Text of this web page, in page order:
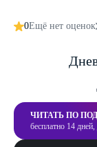
0Ещё нет оценок
ЧИТАТЬ ПО
бесплатно 14